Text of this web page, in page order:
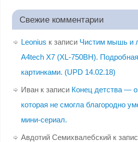
Свежие комментарии
Leonius к записи Чистим мышь и
A4tech X7 (XL-750BH).
картинками. (UPD 14.02.18)
Иванк записи Конец детства —
которая не смогла благородно
мини-сериал.
Авдотий Семихвалебскийк